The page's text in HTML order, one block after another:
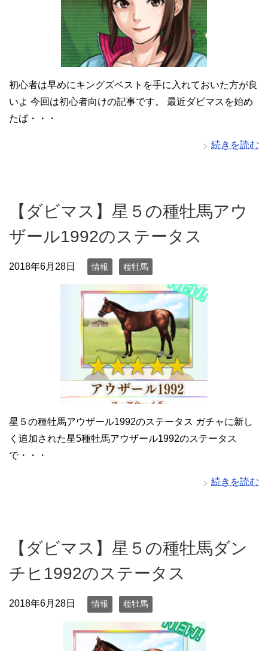
初心者は早めにキングズベストを手に入れておいた方が良
いよ 今回は初心者向けの記事です。 最近ダビマスを始め
たば・・・
続きを読む
【ダビマス】星５の種牡馬アウ
ザール1992のステータス
2018年6月28日 情報 種牡馬
星５の種牡馬アウザール1992のステータス ガチャに新し
く追加された星5種牡馬アウザール1992のステータス
で・・・
続きを読む
【ダビマス】星５の種牡馬ダン
チヒ1992のステータス
2018年6月28日 情報 種牡馬